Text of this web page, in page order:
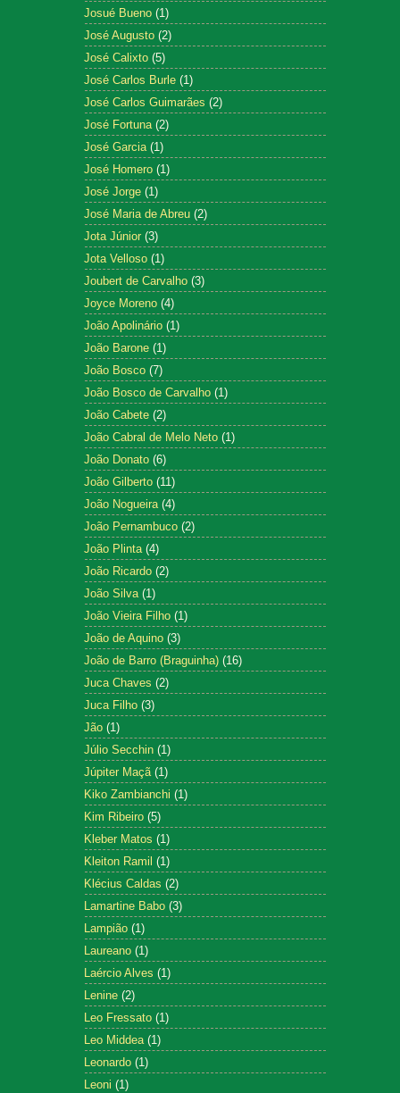
Josué Bueno (1)
José Augusto (2)
José Calixto (5)
José Carlos Burle (1)
José Carlos Guimarães (2)
José Fortuna (2)
José Garcia (1)
José Homero (1)
José Jorge (1)
José Maria de Abreu (2)
Jota Júnior (3)
Jota Velloso (1)
Joubert de Carvalho (3)
Joyce Moreno (4)
João Apolinário (1)
João Barone (1)
João Bosco (7)
João Bosco de Carvalho (1)
João Cabete (2)
João Cabral de Melo Neto (1)
João Donato (6)
João Gilberto (11)
João Nogueira (4)
João Pernambuco (2)
João Plinta (4)
João Ricardo (2)
João Silva (1)
João Vieira Filho (1)
João de Aquino (3)
João de Barro (Braguinha) (16)
Juca Chaves (2)
Juca Filho (3)
Jão (1)
Júlio Secchin (1)
Júpiter Maçã (1)
Kiko Zambianchi (1)
Kim Ribeiro (5)
Kleber Matos (1)
Kleiton Ramil (1)
Klécius Caldas (2)
Lamartine Babo (3)
Lampião (1)
Laureano (1)
Laércio Alves (1)
Lenine (2)
Leo Fressato (1)
Leo Middea (1)
Leonardo (1)
Leoni (1)